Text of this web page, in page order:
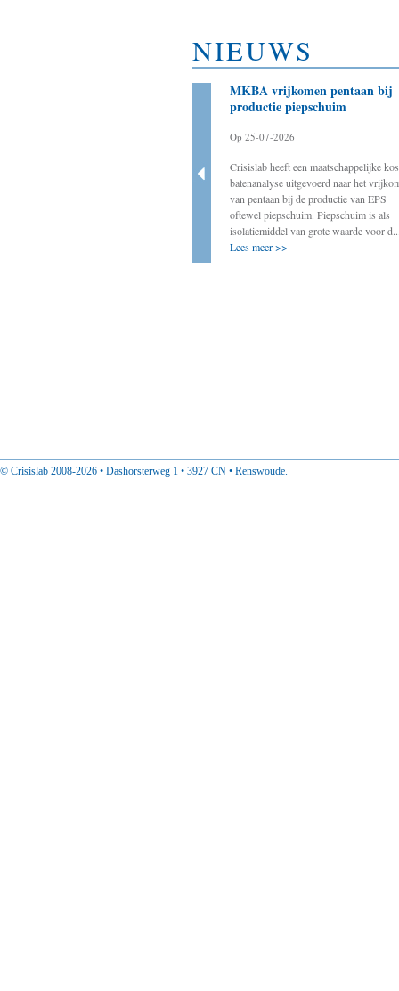
NIEUWS
Crisislab ondersteunt de werkgroep BOVEN
MKBA vrijkomen pentaan bij
productie piepschuim
Op 25-07-2026
Crisislab heeft een maatschappelijke
batenanalyse uitgevoerd naar het
van pentaan bij de productie van EPS
oftewel piepschuim. Piepschuim is als
isolatiemiddel van grote waarde voor
Lees meer >>
© Crisislab 2008-2026 • Dashorsterweg 1 • 3927 CN • Renswoude.